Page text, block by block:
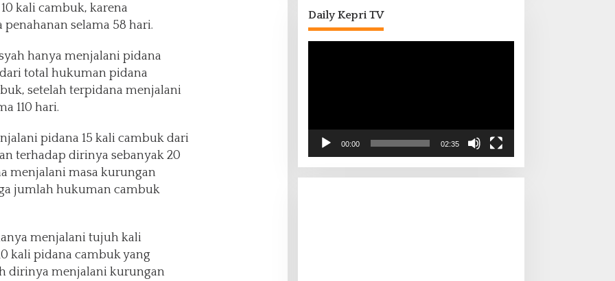
kali cambuk, karena
selama 58 hari.
hanya menjalani pidana
total hukuman pidana
setelah terpidana menjalani
110 hari.
pidana 15 kali cambuk dari
terhadap dirinya sebanyak 20
menjalani masa kurungan
jumlah hukuman cambuk
menjalani tujuh kali
kali pidana cambuk yang
dirinya menjalani kurungan
Daily Kepri TV
00:00 02:35